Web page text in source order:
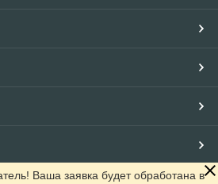
Ваша заявка будет обработана в